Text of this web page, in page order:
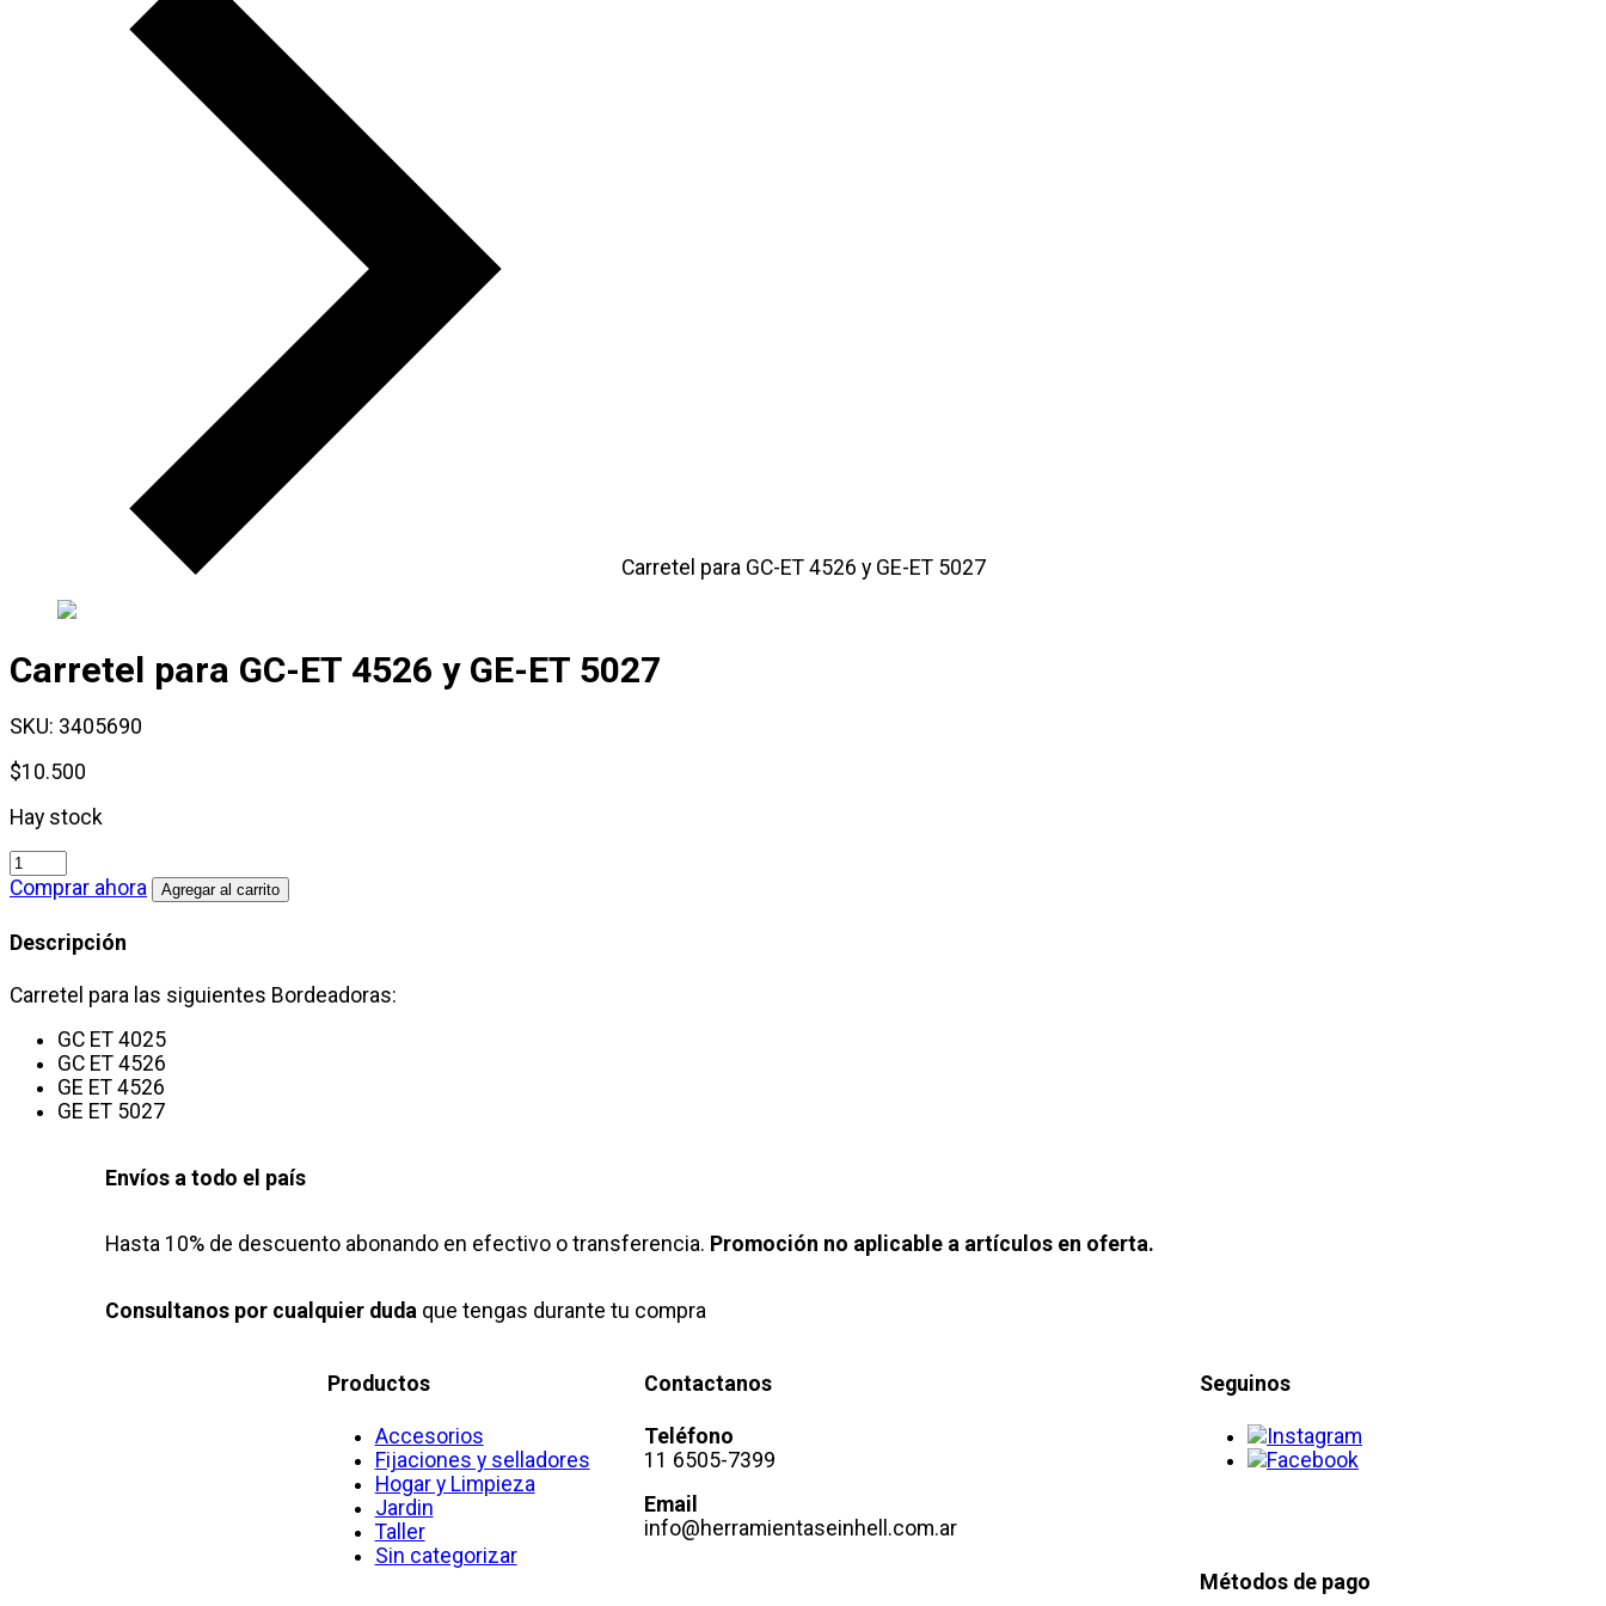
Carretel para GC-ET 4526 y GE-ET 5027
Carretel para GC-ET 4526 y GE-ET 5027
SKU: 3405690
$10.500
Hay stock
Carretel
para
ET
4526
GE-
5027
cantidad
Comprar ahora Agregar al carrito
Descripción
Carretel para las siguientes Bordeadoras:
GC ET 4025
GC ET 4526
GE ET 4526
GE ET 5027
Envíos a todo el país
Hasta 10% de descuento abonando en efectivo o transferencia. Promoción no aplicable a artículos en oferta.
Consultanos por cualquier duda que tengas durante tu compra
Productos
Accesorios
Fijaciones y selladores
Hogar y Limpieza
Jardin
Taller
Sin categorizar
Contactanos
Teléfono
11 6505-7399
Email
info@herramientaseinhell.com.ar
Seguinos
Métodos de pago